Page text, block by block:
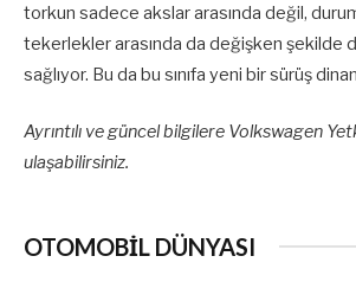
torkun sadece akslar arasında değil,
tekerlekler arasında da değişken şekilde
sağlıyor. Bu da bu sınıfa yeni bir sürüş
Ayrıntılı ve güncel bilgilere Volkswagen
ulaşabilirsiniz.
OTOMOBİL DÜNYASI